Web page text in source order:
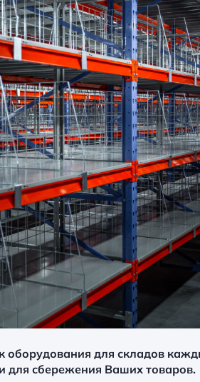
для складов
для сбережения Ваших товаров.